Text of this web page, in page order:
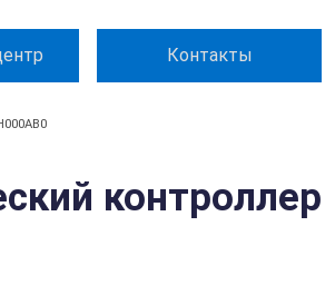
Контакты
контроллер